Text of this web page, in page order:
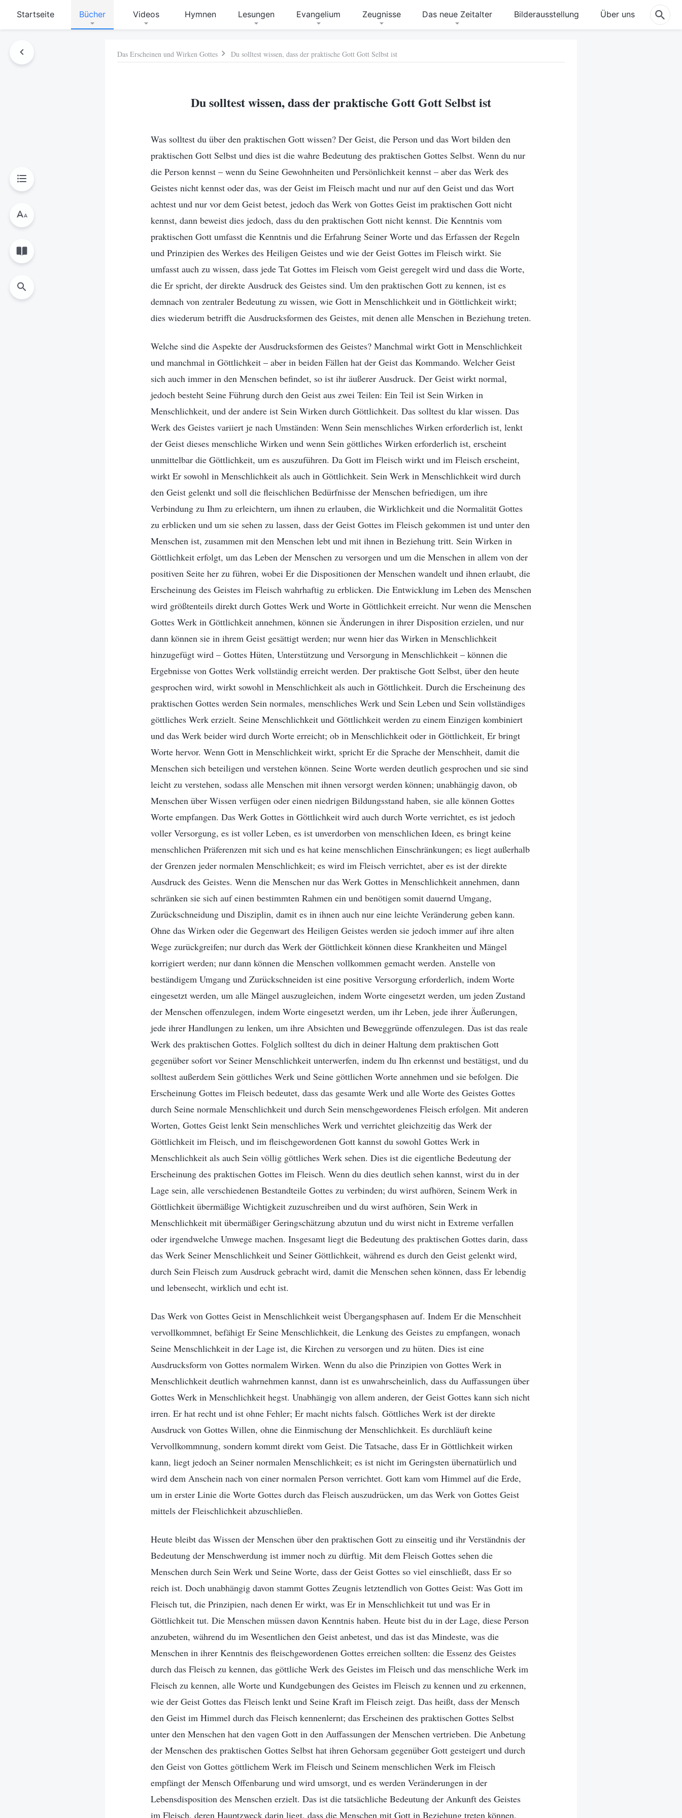
Startseite Bücher Videos Hymnen Lesungen Evangelium Zeugnisse Das neue Zeitalter Bilderausstellung Über uns
Das Erscheinen und Wirken Gottes Du solltest wissen, dass der praktische Gott Gott Selbst ist
Du solltest wissen, dass der praktische Gott Gott Selbst ist
Was solltest du über den praktischen Gott wissen? Der Geist, die Person und das Wort bilden den
praktischen Gott Selbst und dies ist die wahre Bedeutung des praktischen Gottes Selbst. Wenn du nur
die Person kennst – wenn du Seine Gewohnheiten und Persönlichkeit kennst – aber das Werk des
Geistes nicht kennst oder das, was der Geist im Fleisch macht und nur auf den Geist und das Wort
achtest und nur vor dem Geist betest, jedoch das Werk von Gottes Geist im praktischen Gott nicht
kennst, dann beweist dies jedoch, dass du den praktischen Gott nicht kennst. Die Kenntnis vom
praktischen Gott umfasst die Kenntnis und die Erfahrung Seiner Worte und das Erfassen der Regeln
und Prinzipien des Werkes des Heiligen Geistes und wie der Geist Gottes im Fleisch wirkt. Sie
umfasst auch zu wissen, dass jede Tat Gottes im Fleisch vom Geist geregelt wird und dass die Worte,
die Er spricht, der direkte Ausdruck des Geistes sind. Um den praktischen Gott zu kennen, ist es
demnach von zentraler Bedeutung zu wissen, wie Gott in Menschlichkeit und in Göttlichkeit wirkt;
dies wiederum betrifft die Ausdrucksformen des Geistes, mit denen alle Menschen in Beziehung treten.
Welche sind die Aspekte der Ausdrucksformen des Geistes? Manchmal wirkt Gott in Menschlichkeit
und manchmal in Göttlichkeit – aber in beiden Fällen hat der Geist das Kommando. Welcher Geist
sich auch immer in den Menschen befindet, so ist ihr äußerer Ausdruck. Der Geist wirkt normal,
jedoch besteht Seine Führung durch den Geist aus zwei Teilen: Ein Teil ist Sein Wirken in
Menschlichkeit, und der andere ist Sein Wirken durch Göttlichkeit. Das solltest du klar wissen. Das
Werk des Geistes variiert je nach Umständen: Wenn Sein menschliches Wirken erforderlich ist, lenkt
der Geist dieses menschliche Wirken und wenn Sein göttliches Wirken erforderlich ist, erscheint
unmittelbar die Göttlichkeit, um es auszuführen. Da Gott im Fleisch wirkt und im Fleisch erscheint,
wirkt Er sowohl in Menschlichkeit als auch in Göttlichkeit. Sein Werk in Menschlichkeit wird durch
den Geist gelenkt und soll die fleischlichen Bedürfnisse der Menschen befriedigen, um ihre
Verbindung zu Ihm zu erleichtern, um ihnen zu erlauben, die Wirklichkeit und die Normalität Gottes
zu erblicken und um sie sehen zu lassen, dass der Geist Gottes im Fleisch gekommen ist und unter den
Menschen ist, zusammen mit den Menschen lebt und mit ihnen in Beziehung tritt. Sein Wirken in
Göttlichkeit erfolgt, um das Leben der Menschen zu versorgen und um die Menschen in allem von der
positiven Seite her zu führen, wobei Er die Dispositionen der Menschen wandelt und ihnen erlaubt, die
Erscheinung des Geistes im Fleisch wahrhaftig zu erblicken. Die Entwicklung im Leben des Menschen
wird größtenteils direkt durch Gottes Werk und Worte in Göttlichkeit erreicht. Nur wenn die Menschen
Gottes Werk in Göttlichkeit annehmen, können sie Änderungen in ihrer Disposition erzielen, und nur
dann können sie in ihrem Geist gesättigt werden; nur wenn hier das Wirken in Menschlichkeit
hinzugefügt wird – Gottes Hüten, Unterstützung und Versorgung in Menschlichkeit – können die
Ergebnisse von Gottes Werk vollständig erreicht werden. Der praktische Gott Selbst, über den heute
gesprochen wird, wirkt sowohl in Menschlichkeit als auch in Göttlichkeit. Durch die Erscheinung des
praktischen Gottes werden Sein normales, menschliches Werk und Sein Leben und Sein vollständiges
göttliches Werk erzielt. Seine Menschlichkeit und Göttlichkeit werden zu einem Einzigen kombiniert
und das Werk beider wird durch Worte erreicht; ob in Menschlichkeit oder in Göttlichkeit, Er bringt
Worte hervor. Wenn Gott in Menschlichkeit wirkt, spricht Er die Sprache der Menschheit, damit die
Menschen sich beteiligen und verstehen können. Seine Worte werden deutlich gesprochen und sie sind
leicht zu verstehen, sodass alle Menschen mit ihnen versorgt werden können; unabhängig davon, ob
Menschen über Wissen verfügen oder einen niedrigen Bildungsstand haben, sie alle können Gottes
Worte empfangen. Das Werk Gottes in Göttlichkeit wird auch durch Worte verrichtet, es ist jedoch
voller Versorgung, es ist voller Leben, es ist unverdorben von menschlichen Ideen, es bringt keine
menschlichen Präferenzen mit sich und es hat keine menschlichen Einschränkungen; es liegt außerhalb
der Grenzen jeder normalen Menschlichkeit; es wird im Fleisch verrichtet, aber es ist der direkte
Ausdruck des Geistes. Wenn die Menschen nur das Werk Gottes in Menschlichkeit annehmen, dann
schränken sie sich auf einen bestimmten Rahmen ein und benötigen somit dauernd Umgang,
Zurückschneidung und Disziplin, damit es in ihnen auch nur eine leichte Veränderung geben kann.
Ohne das Wirken oder die Gegenwart des Heiligen Geistes werden sie jedoch immer auf ihre alten
Wege zurückgreifen; nur durch das Werk der Göttlichkeit können diese Krankheiten und Mängel
korrigiert werden; nur dann können die Menschen vollkommen gemacht werden. Anstelle von
beständigem Umgang und Zurückschneiden ist eine positive Versorgung erforderlich, indem Worte
eingesetzt werden, um alle Mängel auszugleichen, indem Worte eingesetzt werden, um jeden Zustand
der Menschen offenzulegen, indem Worte eingesetzt werden, um ihr Leben, jede ihrer Äußerungen,
jede ihrer Handlungen zu lenken, um ihre Absichten und Beweggründe offenzulegen. Das ist das reale
Werk des praktischen Gottes. Folglich solltest du dich in deiner Haltung dem praktischen Gott
gegenüber sofort vor Seiner Menschlichkeit unterwerfen, indem du Ihn erkennst und bestätigst, und du
solltest außerdem Sein göttliches Werk und Seine göttlichen Worte annehmen und sie befolgen. Die
Erscheinung Gottes im Fleisch bedeutet, dass das gesamte Werk und alle Worte des Geistes Gottes
durch Seine normale Menschlichkeit und durch Sein menschgewordenes Fleisch erfolgen. Mit anderen
Worten, Gottes Geist lenkt Sein menschliches Werk und verrichtet gleichzeitig das Werk der
Göttlichkeit im Fleisch, und im fleischgewordenen Gott kannst du sowohl Gottes Werk in
Menschlichkeit als auch Sein völlig göttliches Werk sehen. Dies ist die eigentliche Bedeutung der
Erscheinung des praktischen Gottes im Fleisch. Wenn du dies deutlich sehen kannst, wirst du in der
Lage sein, alle verschiedenen Bestandteile Gottes zu verbinden; du wirst aufhören, Seinem Werk in
Göttlichkeit übermäßige Wichtigkeit zuzuschreiben und du wirst aufhören, Sein Werk in
Menschlichkeit mit übermäßiger Geringschätzung abzutun und du wirst nicht in Extreme verfallen
oder irgendwelche Umwege machen. Insgesamt liegt die Bedeutung des praktischen Gottes darin, dass
das Werk Seiner Menschlichkeit und Seiner Göttlichkeit, während es durch den Geist gelenkt wird,
durch Sein Fleisch zum Ausdruck gebracht wird, damit die Menschen sehen können, dass Er lebendig
und lebensecht, wirklich und echt ist.
Das Werk von Gottes Geist in Menschlichkeit weist Übergangsphasen auf. Indem Er die Menschheit
vervollkommnet, befähigt Er Seine Menschlichkeit, die Lenkung des Geistes zu empfangen, wonach
Seine Menschlichkeit in der Lage ist, die Kirchen zu versorgen und zu hüten. Dies ist eine
Ausdrucksform von Gottes normalem Wirken. Wenn du also die Prinzipien von Gottes Werk in
Menschlichkeit deutlich wahrnehmen kannst, dann ist es unwahrscheinlich, dass du Auffassungen über
Gottes Werk in Menschlichkeit hegst. Unabhängig von allem anderen, der Geist Gottes kann sich nicht
irren. Er hat recht und ist ohne Fehler; Er macht nichts falsch. Göttliches Werk ist der direkte
Ausdruck von Gottes Willen, ohne die Einmischung der Menschlichkeit. Es durchläuft keine
Vervollkommnung, sondern kommt direkt vom Geist. Die Tatsache, dass Er in Göttlichkeit wirken
kann, liegt jedoch an Seiner normalen Menschlichkeit; es ist nicht im Geringsten übernatürlich und
wird dem Anschein nach von einer normalen Person verrichtet. Gott kam vom Himmel auf die Erde,
um in erster Linie die Worte Gottes durch das Fleisch auszudrücken, um das Werk von Gottes Geist
mittels der Fleischlichkeit abzuschließen.
Heute bleibt das Wissen der Menschen über den praktischen Gott zu einseitig und ihr Verständnis der
Bedeutung der Menschwerdung ist immer noch zu dürftig. Mit dem Fleisch Gottes sehen die
Menschen durch Sein Werk und Seine Worte, dass der Geist Gottes so viel einschließt, dass Er so
reich ist. Doch unabhängig davon stammt Gottes Zeugnis letztendlich von Gottes Geist: Was Gott im
Fleisch tut, die Prinzipien, nach denen Er wirkt, was Er in Menschlichkeit tut und was Er in
Göttlichkeit tut. Die Menschen müssen davon Kenntnis haben. Heute bist du in der Lage, diese Person
anzubeten, während du im Wesentlichen den Geist anbetest, und das ist das Mindeste, was die
Menschen in ihrer Kenntnis des fleischgewordenen Gottes erreichen sollten: die Essenz des Geistes
durch das Fleisch zu kennen, das göttliche Werk des Geistes im Fleisch und das menschliche Werk im
Fleisch zu kennen, alle Worte und Kundgebungen des Geistes im Fleisch zu kennen und zu erkennen,
wie der Geist Gottes das Fleisch lenkt und Seine Kraft im Fleisch zeigt. Das heißt, dass der Mensch
den Geist im Himmel durch das Fleisch kennenlernt; das Erscheinen des praktischen Gottes Selbst
unter den Menschen hat den vagen Gott in den Auffassungen der Menschen vertrieben. Die Anbetung
der Menschen des praktischen Gottes Selbst hat ihren Gehorsam gegenüber Gott gesteigert und durch
den Geist von Gottes göttlichem Werk im Fleisch und Seinem menschlichen Werk im Fleisch
empfängt der Mensch Offenbarung und wird umsorgt, und es werden Veränderungen in der
Lebensdisposition des Menschen erzielt. Das ist die tatsächliche Bedeutung der Ankunft des Geistes
im Fleisch, deren Hauptzweck darin liegt, dass die Menschen mit Gott in Beziehung treten können,